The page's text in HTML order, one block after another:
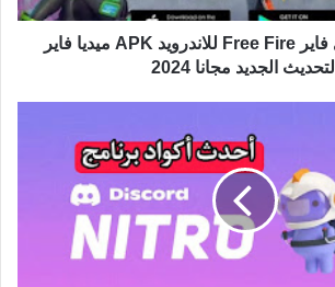
تحميل لعبة فري فاير Free Fire للاندرويد APK ميديا فاير
التحديث الجديد مجانا 2024